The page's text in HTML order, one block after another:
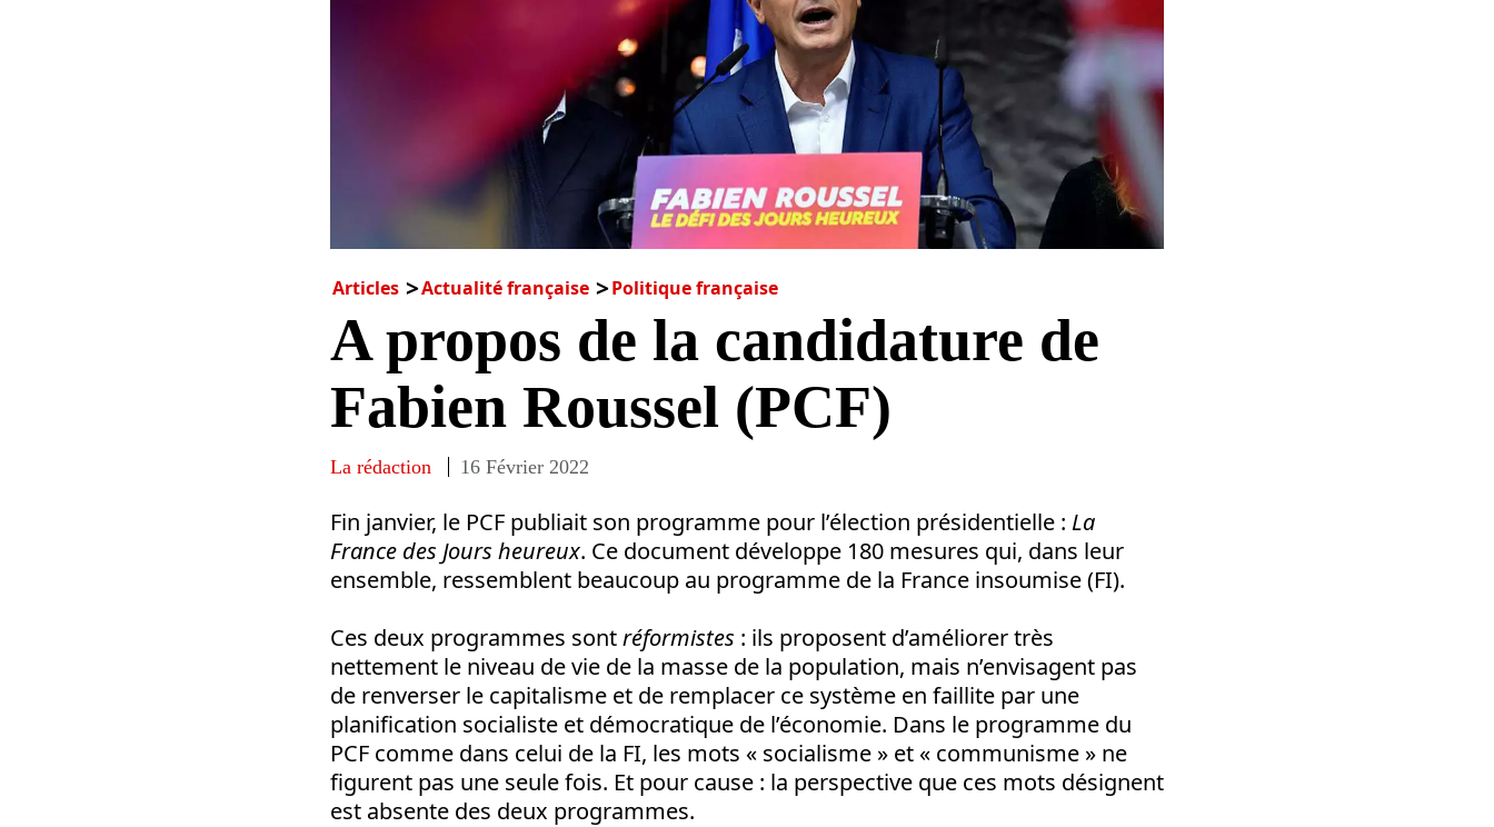
Articles Actualité française Politique française
A propos de la candidature de
Fabien Roussel (PCF)
La rédaction 16 Février 2022
Fin janvier, le PCF publiait son programme pour l’élection présidentielle : La
France des Jours heureux. Ce document développe 180 mesures qui, dans leur
ensemble, ressemblent beaucoup au programme de la France insoumise (FI).
Ces deux programmes sontréformistes : ils proposent d’améliorer très
nettement le niveau de vie de la masse de la population, mais n’envisagent pas
de renverser le capitalisme et de remplacer ce système en faillite par une
planification socialiste et démocratique de l’économie. Dans le programme du
PCF comme dans celui de la FI, les mots « socialisme » et « communisme » ne
figurent pas une seule fois. Et pour cause : la perspective que ces mots désignent
est absente des deux programmes.